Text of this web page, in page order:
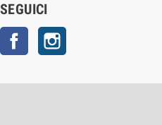
SEGUICI
Facebook